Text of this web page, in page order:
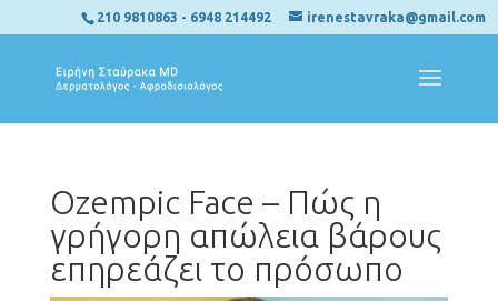
210 9810863 - 6948 214492 irenestavraka@gmail.com
Ozempic Face – Πώς η
γρήγορη απώλεια βάρους
επηρεάζει το πρόσωπο